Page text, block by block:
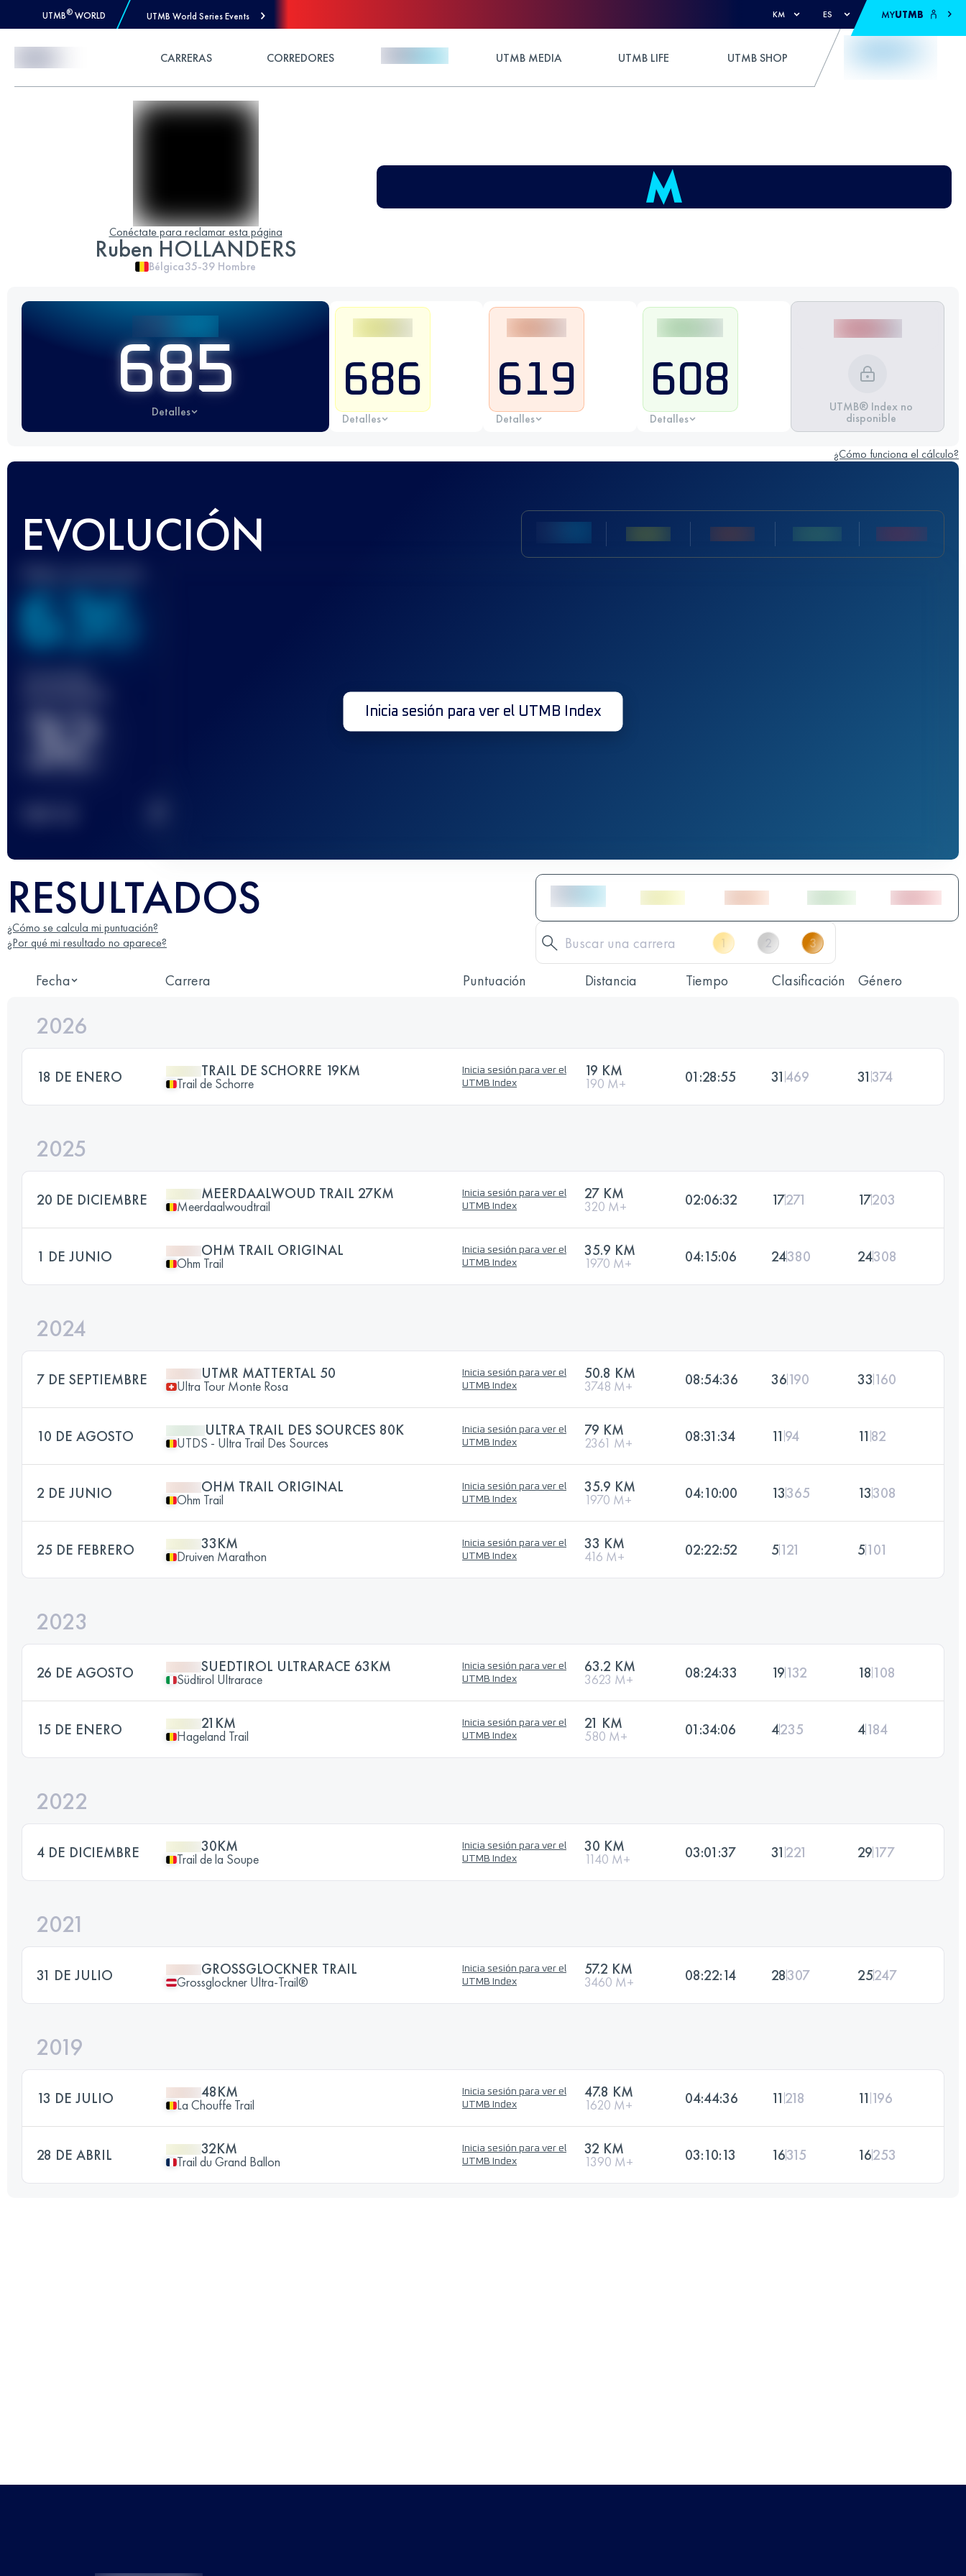
UTMB® WORLD UTMB World Series Events KM ES MYUTMB
CARRERAS CORREDORES UTMB MEDIA UTMB LIFE UTMB SHOP
Conéctate para reclamar esta página
Ruben HOLLANDERS
Bélgica35-39 Hombre
685
Detalles
686
Detalles
619
Detalles
608
Detalles
UTMB® Index no
disponible
¿Cómo funciona el cálculo?
EVOLUCIÓN
636
32 Inicia sesión para ver el UTMB Index
RESULTADOS
¿Cómo se calcula mi puntuación?
¿Por qué mi resultado no aparece?
Fecha Carrera Puntuación Distancia Tiempo Clasificación Género
2026
18 DE ENERO TRAIL DE SCHORRE 19KM
Trail de Schorre
Inicia sesión para ver el
UTMB Index
19 KM
190 M+ 01:28:55 31 469 31374
2025
20 DE DICIEMBRE MEERDAALWOUD TRAIL 27KM
Meerdaalwoudtrail
Inicia sesión para ver el
UTMB Index
27 KM
320 M+ 02:06:32 17271 17203
1 DE JUNIO OHM TRAIL ORIGINAL
Ohm Trail
Inicia sesión para ver el
UTMB Index
35.9 KM
1970 M+ 04:15:06 24380 24308
2024
7 DE SEPTIEMBRE UTMR MATTERTAL 50
Ultra Tour Monte Rosa
Inicia sesión para ver el
UTMB Index
50.8 KM
3748 M+ 08:54:36 36190 33 160
10 DE AGOSTO ULTRA TRAIL DES SOURCES 80K
UTDS - Ultra Trail Des Sources
Inicia sesión para ver el
UTMB Index
79 KM
2361 M+ 08:31:34 11 94 11 82
2 DE JUNIO OHM TRAIL ORIGINAL
Ohm Trail
Inicia sesión para ver el
UTMB Index
35.9 KM
1970 M+ 04:10:00 13365 13308
25 DE FEBRERO 33KM
Druiven Marathon
Inicia sesión para ver el
UTMB Index
33 KM
416 M+ 02:22:52 5121 5101
2023
26 DE AGOSTO SUEDTIROL ULTRARACE 63KM
Südtirol Ultrarace
Inicia sesión para ver el
UTMB Index
63.2 KM
3623 M+ 08:24:33 19132 18 108
15 DE ENERO 21KM
Hageland Trail
Inicia sesión para ver el
UTMB Index
21 KM
580 M+ 01:34:06 4235 4184
2022
4 DE DICIEMBRE 30KM
Trail de la Soupe
Inicia sesión para ver el
UTMB Index
30 KM
1140 M+ 03:01:37 31 221 29177
2021
31 DE JULIO GROSSGLOCKNER TRAIL
Grossglockner Ultra-Trail®
Inicia sesión para ver el
UTMB Index
57.2 KM
3460 M+ 08:22:14 28307 25247
2019
13 DE JULIO 48KM
La Chouffe Trail
Inicia sesión para ver el
UTMB Index
47.8 KM
1620 M+ 04:44:36 11 218 11 196
28 DE ABRIL 32KM
Trail du Grand Ballon
Inicia sesión para ver el
UTMB Index
32 KM
1390 M+ 03:10:13 16315 16253